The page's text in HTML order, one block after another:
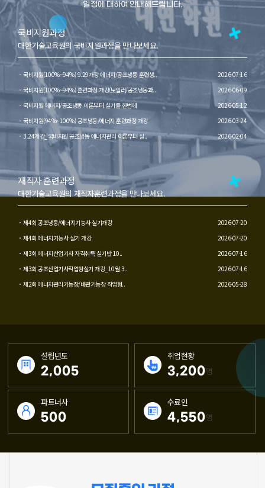
일정에 대하여 안내해드립니다.
국비지원과정
대한기술교육원의 국비지원과정을 만나보세요.
국비지원(100%~94%) 9.29개강 에너지/공조냉동 훈련생..
2026-07-16
국비지원(100%~94%) 훈련과정 개강(보일러/공조냉동과..
2026-06-09
국비지원 에너지/공조냉동 이론부터 실기를 한번에
2026-05-12
국비지원(94%~100%) 공조냉동/에너지 훈련과정 개강
2026-03-24
3.24개강_국비지원 공조냉동 에너지관리 이론부터 실..
2026-02-04
재직자 훈련과정
대한기술교육원의 재직자훈련과정을 만나보세요.
제4회 공조냉동/에너지기능사 실기개강
2026-07-20
제4회 에너지기능사 실기 개강
2026-07-20
제3회 에너지산업기사 자격취득 실기반 10..
2026-07-16
제3회 공조산업기사작업형실기 개강_10월 3..
2026-07-16
제2회 에너지관리기능장/배관기능장 작업형..
2026-05-28
설립년도
2,005
취업현황
3,200명
파트너사
500
수료인
4,550명